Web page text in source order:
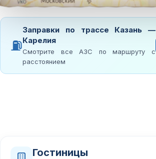
⛽
Заправки по трассе Казань —
Карелия
Смотрите все АЗС по маршруту с
расстоянием
Гостиницы